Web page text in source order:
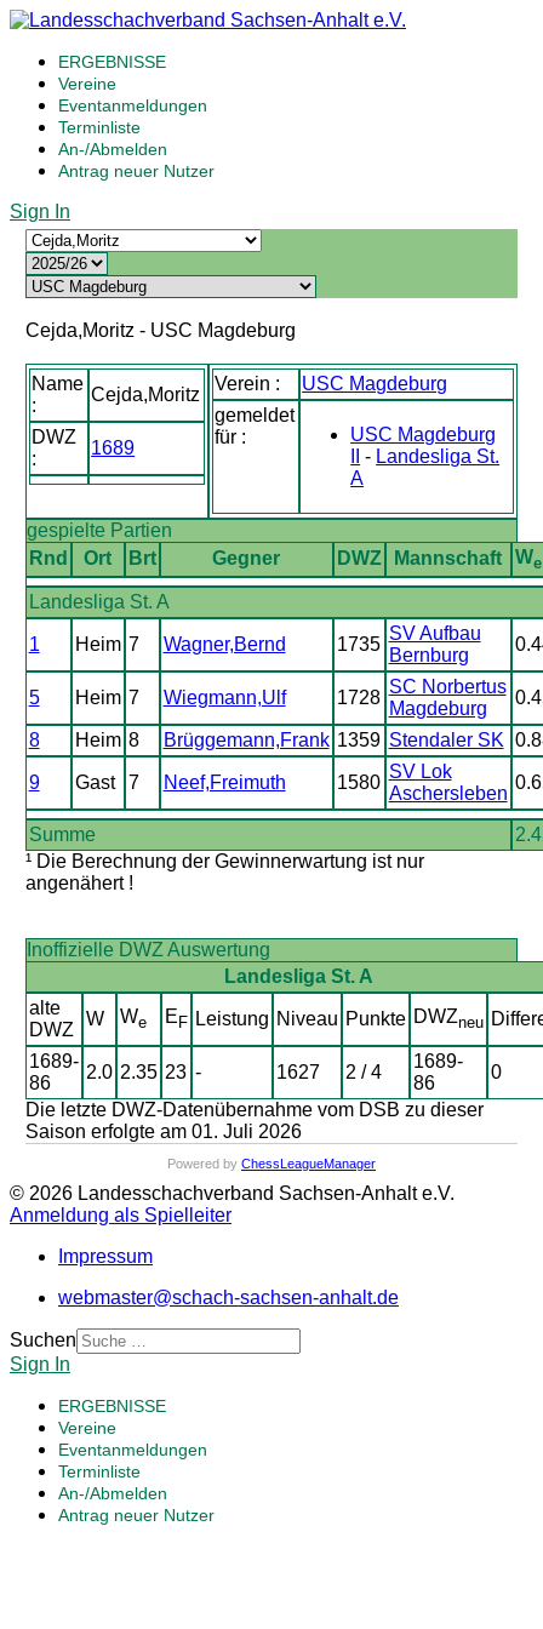
ERGEBNISSE
Vereine
Eventanmeldungen
Terminliste
An-/Abmelden
Antrag neuer Nutzer
Sign In
Cejda,Moritz - USC Magdeburg
Name
:
Cejda,Moritz
DWZ
:
1689
Verein :
USC Magdeburg
gemeldet
für :
USC Magdeburg
- Landesliga St.
A
gespielte Partien
Rnd
Ort Brt Gegner DWZ Mannschaft We
Landesliga St. A
1 Heim 7 Wagner,Bernd 1735
SV Aufbau
Bernburg
5 Heim 7 Wiegmann,Ulf 1728
SC Norbertus
Magdeburg
8 Heim 8 Brüggemann,Frank 1359 Stendaler SK
9 Gast 7 Neef,Freimuth 1580
SV Lok
Aschersleben
Summe
¹ Die Berechnung der Gewinnerwartung ist nur
angenähert !
Inoffizielle DWZ Auswertung
Landesliga St. A
alte
DWZ
W We E F Leistung Niveau Punkte DWZneu
1689-
86
2.0 2.35 23 - 1627 2 / 4
1689-
86
0
Die letzte DWZ-Datenübernahme vom DSB zu dieser
Saison erfolgte am 01. Juli 2026
Powered by ChessLeagueManager
© 2026 Landesschachverband Sachsen-Anhalt e.V.
Anmeldung als Spielleiter
Impressum
webmaster@schach-sachsen-anhalt.de
Suchen
Sign In
ERGEBNISSE
Vereine
Eventanmeldungen
Terminliste
An-/Abmelden
Antrag neuer Nutzer